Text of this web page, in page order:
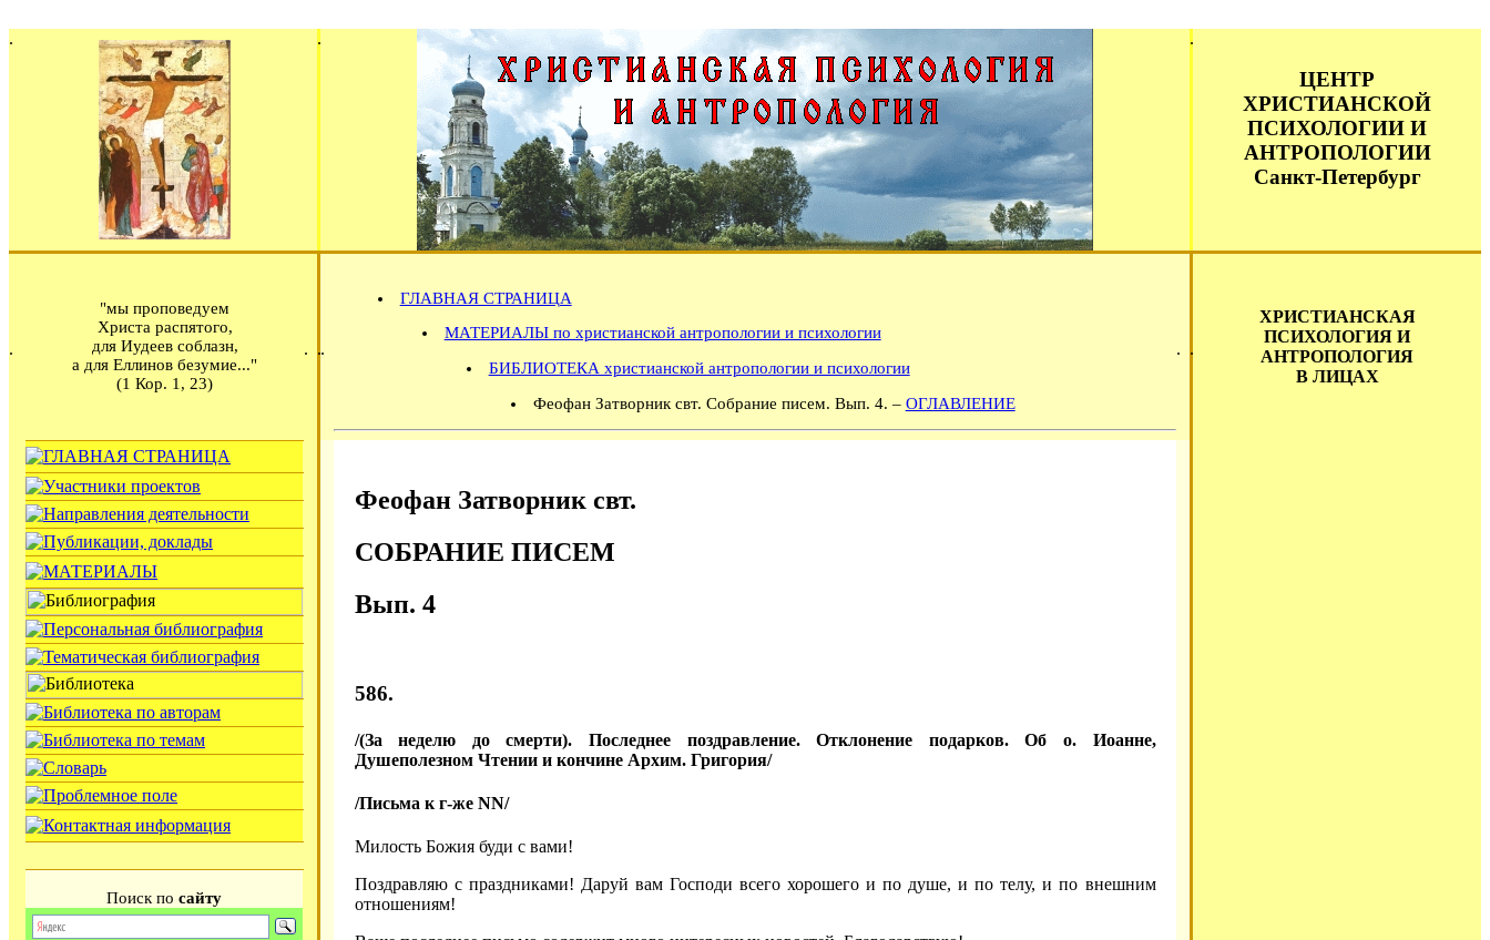
ЦЕНТР
ХРИСТИАНСКОЙ
ПСИХОЛОГИИ И
АНТРОПОЛОГИИ
Санкт-Петербург
"мы проповедуем
Христа распятого,
для Иудеев соблазн,
а для Еллинов безумие..."
(1 Кор. 1, 23)
ГЛАВНАЯ СТРАНИЦА
МАТЕРИАЛЫ по христианской антропологии и психологии
БИБЛИОТЕКА христианской антропологии и психологии
Феофан Затворник свт. Собрание писем. Вып. 4. – ОГЛАВЛЕНИЕ
ХРИСТИАНСКАЯ
ПСИХОЛОГИЯ И
АНТРОПОЛОГИЯ
В ЛИЦАХ
Поиск по сайту
Феофан Затворник свт.
СОБРАНИЕ ПИСЕМ
Вып. 4
586.
/(За неделю до смерти). Последнее поздравление. Отклонение подарков. Об о. Иоанне,
Душеполезном Чтении и кончине Архим. Григория/
/Письма к г-же NN/
Милость Божия буди с вами!
Поздравляю с праздниками! Даруй вам Господи всего хорошего и по душе, и по телу, и по внешним
отношениям!